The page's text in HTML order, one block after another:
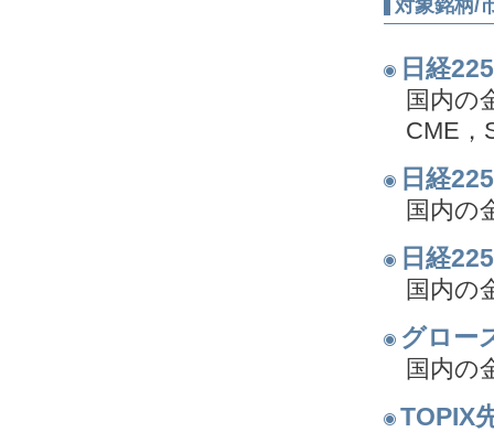
対象銘柄/
日経
国内の
CME，
日経
国内の
日経
国内の
グロー
国内の
TOPIX